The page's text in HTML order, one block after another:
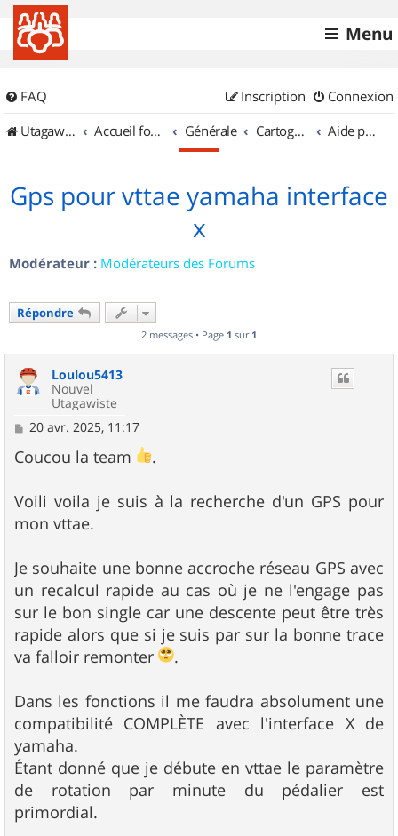
Menu
FAQ Connexion
Inscription
UtagawaVTT (Randos VTT et VTTAE avec traces GPS)
Accueil forum Générale Cartographie et GPS Aide pour l'achat d'un GPS
Gps pour vttae yamaha interface
x
Modérateur : Modérateurs des Forums
Répondre
2 messages • Page 1 sur 1
Loulou5413
Nouvel
Utagawiste
M
s
s
g
e
20 avr. 2025, 11:17
Coucou la team .
Voili voila je suis à la recherche d'un GPS pour
mon vttae.
Je souhaite une bonne accroche réseau GPS avec
un recalcul rapide au cas où je ne l'engage pas
sur le bon single car une descente peut être très
rapide alors que si je suis par sur la bonne trace
va falloir remonter
.
Dans les fonctions il me faudra absolument une
compatibilité COMPLÈTE avec l'interface X de
yamaha.
Étant donné que je débute en vttae le paramètre
de rotation par minute du pédalier est
primordial.